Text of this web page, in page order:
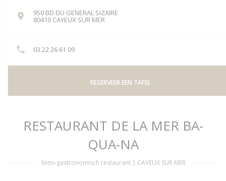
950 BD DU GENERAL SIZAIRE
80410 CAYEUX SUR MER
03 22 26 61 09
RESERVEER EEN TAFEL
RESTAURANT DE LA MER BA-
QUA-NA
Semi-gastronomisch restaurant | CAYEUX SUR MER